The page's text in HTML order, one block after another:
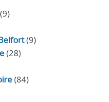
(9)
(28)
(84)